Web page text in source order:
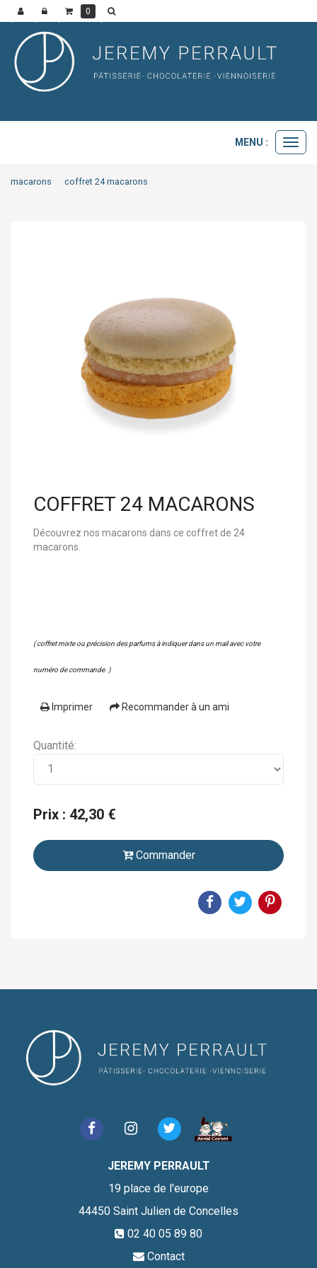
MENU :
macarons coffret 24 macarons
COFFRET 24 MACARONS
Découvrez nos macarons dans ce coffret de 24
macarons.
( coffret mixte ou précision des parfums à indiquer dans un mail avec votre
numéro de commande. )
Imprimer Recommander à un ami
Quantité:
Prix : 42,30 €
Commander
0
JEREMY PERRAULT
19 place de l'europe
44450 Saint Julien de Concelles
02 40 05 89 80
Contact